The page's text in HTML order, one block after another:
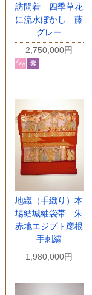
訪問着 四季草花
に流水ぼかし 藤
グレー
2,750,000円
地織（手織り）本
場結城紬袋帯 朱
赤地エジプト彦根
手刺繍
1,980,000円